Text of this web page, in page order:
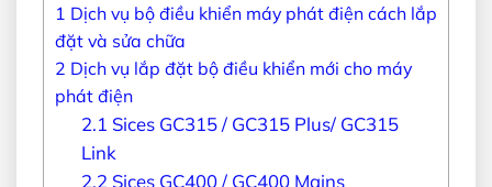
1 Dịch vụ bộ điều khiển máy phát điện cách lắp
đặt và sửa chữa
2 Dịch vụ lắp đặt bộ điều khiển mới cho máy
phát điện
2.1 Sices GC315 / GC315 Plus/ GC315
Link
2.2 Sices GC400 / GC400 Mains